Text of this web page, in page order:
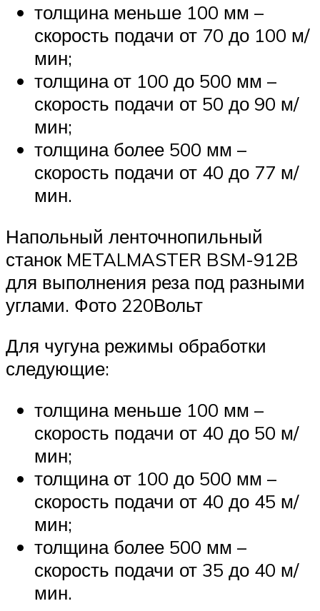
толщина меньше 100 мм –
скорость подачи от 70 до 100 м/
мин;
толщина от 100 до 500 мм –
скорость подачи от 50 до 90 м/
мин;
толщина более 500 мм –
скорость подачи от 40 до 77 м/
мин.
Напольный ленточнопильный
станок METALMASTER BSM-912B
для выполнения реза под разными
углами. Фото 220Вольт
Для чугуна режимы обработки
следующие:
толщина меньше 100 мм –
скорость подачи от 40 до 50 м/
мин;
толщина от 100 до 500 мм –
скорость подачи от 40 до 45 м/
мин;
толщина более 500 мм –
скорость подачи от 35 до 40 м/
мин.